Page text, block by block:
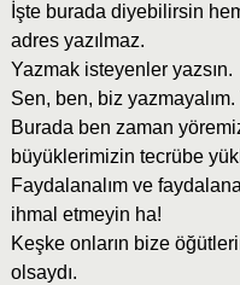
İşte burada diyebilirsin
adres yazılmaz.
Yazmak isteyenler yazsın.
Sen, ben, biz yazmayalım.
Burada ben zaman
büyüklerimizin tecrübe
Faydalanalım ve
ihmal etmeyin ha!
Keşke onların bize
olsaydı.